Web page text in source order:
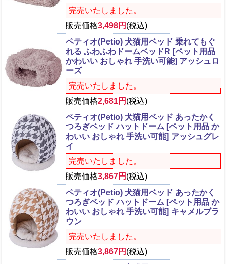
完売いたしました。
販売価格3,498円 (税込)
ペティオ(Petio) 犬猫用ベッド 乗れてもぐ
れる ふわふわドームベッドR [ペット用品
かわいい おしゃれ 手洗い可能] アッシュロ
ーズ
完売いたしました。
販売価格2,681円 (税込)
ペティオ(Petio) 犬猫用ベッド あったかく
つろぎベッド ハットドーム [ペット用品 か
わいい おしゃれ 手洗い可能] アッシュグレ
イ
完売いたしました。
販売価格3,867円 (税込)
ペティオ(Petio) 犬猫用ベッド あったかく
つろぎベッド ハットドーム [ペット用品 か
わいい おしゃれ 手洗い可能] キャメルブラ
ウン
完売いたしました。
販売価格3,867円 (税込)